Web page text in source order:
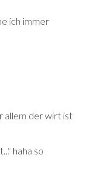
ich immer
allem der wirt ist
haha so